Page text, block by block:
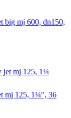
big mj 600, dn150,
mj 125, 1¼", 36